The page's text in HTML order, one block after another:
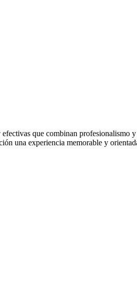
que combinan
una experiencia memorable y